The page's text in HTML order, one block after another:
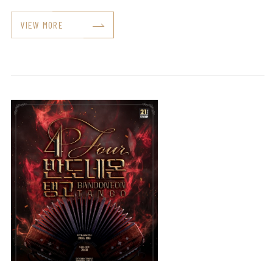
VIEW MORE